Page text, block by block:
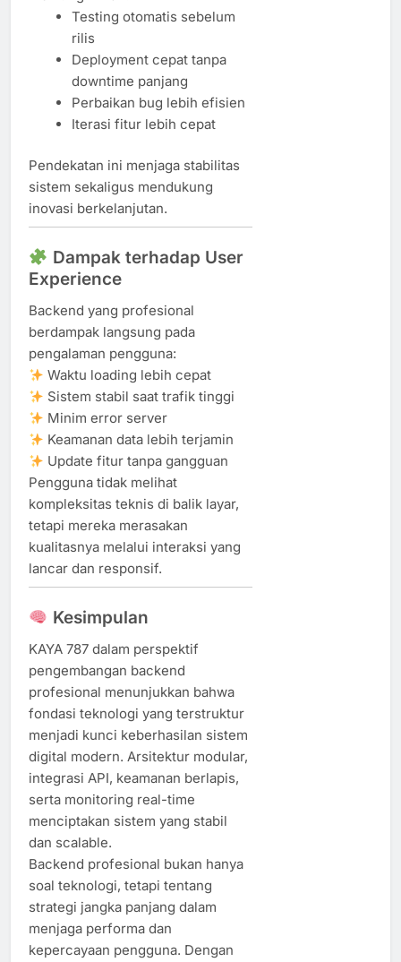
Testing otomatis sebelum
rilis
Deployment cepat tanpa
downtime panjang
Perbaikan bug lebih efisien
Iterasi fitur lebih cepat
Pendekatan ini menjaga stabilitas
sistem sekaligus mendukung
inovasi berkelanjutan.
Dampak terhadap User
Experience
Backend yang profesional
berdampak langsung pada
pengalaman pengguna:
Waktu loading lebih cepat
Sistem stabil saat trafik tinggi
Minim error server
Keamanan data lebih terjamin
Update fitur tanpa gangguan
Pengguna tidak melihat
kompleksitas teknis di balik layar,
tetapi mereka merasakan
kualitasnya melalui interaksi yang
lancar dan responsif.
Kesimpulan
KAYA 787 dalam perspektif
pengembangan backend
profesional menunjukkan bahwa
fondasi teknologi yang terstruktur
menjadi kunci keberhasilan sistem
digital modern. Arsitektur modular,
integrasi API, keamanan berlapis,
serta monitoring real-time
menciptakan sistem yang stabil
dan scalable.
Backend profesional bukan hanya
soal teknologi, tetapi tentang
strategi jangka panjang dalam
menjaga performa dan
kepercayaan pengguna. Dengan